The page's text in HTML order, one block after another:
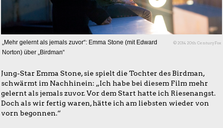
„Mehr gelernt als jemals zuvor“: Emma Stone (mit Edward
Norton) über „Birdman“
© 2014 20th CenturyFox
Jung-Star Emma Stone, sie spielt die Tochter des Birdman,
schwärmt im Nachhinein: „Ich habe bei diesem Film mehr
gelernt als jemals zuvor. Vor dem Start hatte ich Riesenangst.
Doch als wir fertig waren, hätte ich am liebsten wieder von
vorn begonnen.“